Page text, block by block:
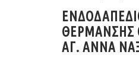
ΘΕΡΜΑΝΣΗΣ
ΑΓ. ΑΝΝΑ